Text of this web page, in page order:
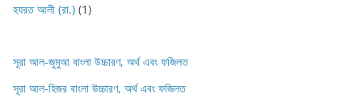
হযরত আলী (রা.) (1)
সূরা আল-জুমুআ বাংলা উচ্চারণ, অর্থ এবং ফজিলত
সূরা আল-হিজর বাংলা উচ্চারণ, অর্থ এবং ফজিলত